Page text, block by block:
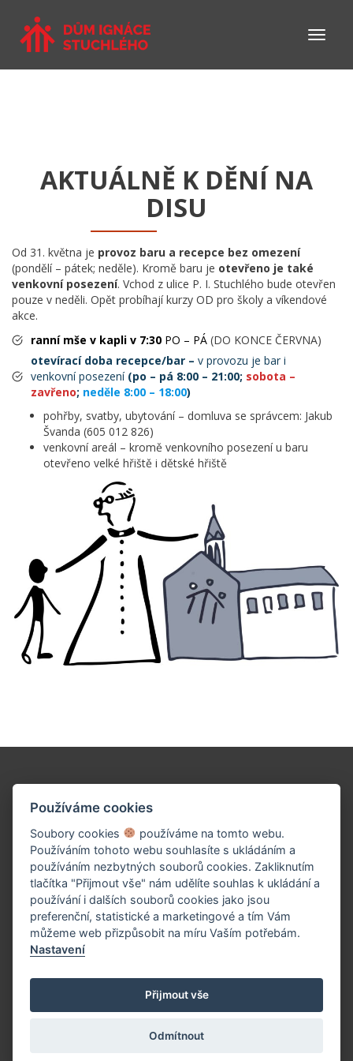
AKTUÁLNĚ K DĚNÍ NA
DISU
Od 31. května je provoz baru a recepce bez omezení
(pondělí – pátek; neděle). Kromě baru je otevřeno je také
venkovní posezení. Vchod z ulice P. I. Stuchlého bude otevřen
pouze v neděli. Opět probíhají kurzy OD pro školy a víkendové
akce.
ranní mše v kapli v 7:30 PO – PÁ (DO KONCE ČERVNA)
otevírací doba recepce/bar – v provozu je bar i
venkovní posezení(po – pá 8:00 – 21:00; sobota –
zavřeno; neděle 8:00 – 18:00)
pohřby, svatby, ubytování – domluva se správcem: Jakub
Švanda (605 012 826)
venkovní areál – kromě venkovního posezení u baru
otevřeno velké hřiště i dětské hřiště
Podpořte naše dílo!
PŘISPĚT TEĎ
(c) 2026 UniWIRE Solution, s.r.o. |
Používáme cookies
Soubory cookies
používáme na tomto webu.
Používáním tohoto webu souhlasíte s ukládáním a
používáním nezbytných souborů cookies. Zakliknutím
tlačítka "Přijmout vše" nám udělíte souhlas k ukládání a
používání i dalších souborů cookies jako jsou
preferenční, statistické a marketingové a tím Vám
můžeme web přizpůsobit na míru Vaším potřebám.
Nastavení
Přijmout vše
Odmítnout